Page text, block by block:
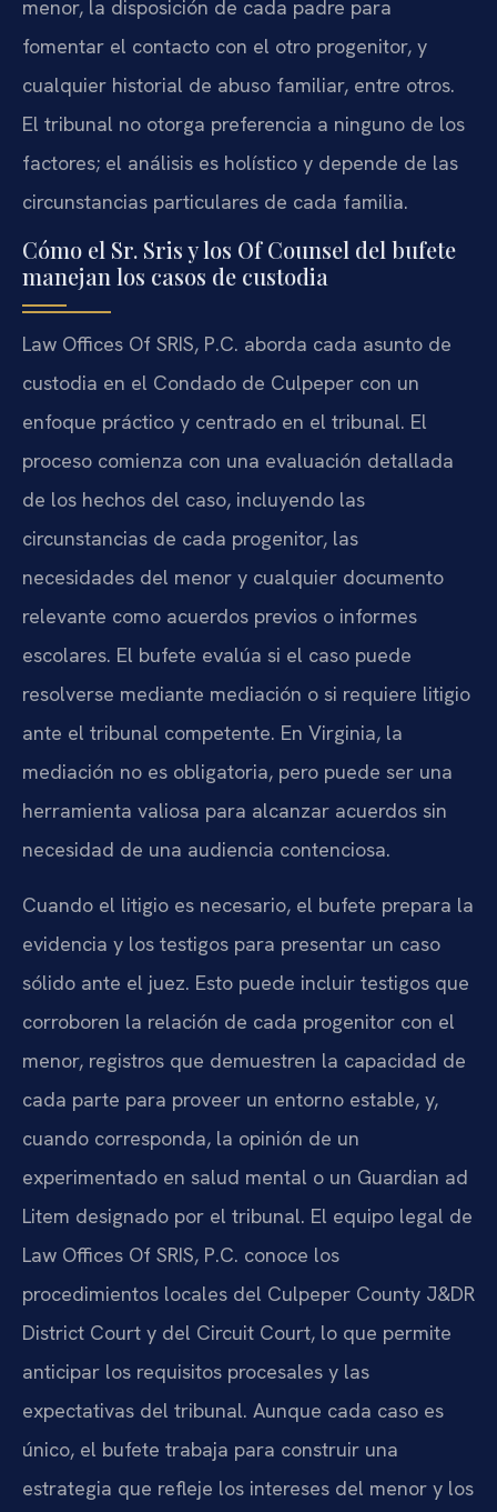
menor, la disposición de cada padre para
fomentar el contacto con el otro progenitor, y
cualquier historial de abuso familiar, entre otros.
El tribunal no otorga preferencia a ninguno de los
factores; el análisis es holístico y depende de las
circunstancias particulares de cada familia.
Cómo el Sr. Sris y los Of Counsel del bufete
manejan los casos de custodia
Law Offices Of SRIS, P.C. aborda cada asunto de
custodia en el Condado de Culpeper con un
enfoque práctico y centrado en el tribunal. El
proceso comienza con una evaluación detallada
de los hechos del caso, incluyendo las
circunstancias de cada progenitor, las
necesidades del menor y cualquier documento
relevante como acuerdos previos o informes
escolares. El bufete evalúa si el caso puede
resolverse mediante mediación o si requiere litigio
ante el tribunal competente. En Virginia, la
mediación no es obligatoria, pero puede ser una
herramienta valiosa para alcanzar acuerdos sin
necesidad de una audiencia contenciosa.
Cuando el litigio es necesario, el bufete prepara la
evidencia y los testigos para presentar un caso
sólido ante el juez. Esto puede incluir testigos que
corroboren la relación de cada progenitor con el
menor, registros que demuestren la capacidad de
cada parte para proveer un entorno estable, y,
cuando corresponda, la opinión de un
experimentado en salud mental o un Guardian ad
Litem designado por el tribunal. El equipo legal de
Law Offices Of SRIS, P.C. conoce los
procedimientos locales del Culpeper County J&DR
District Court y del Circuit Court, lo que permite
anticipar los requisitos procesales y las
expectativas del tribunal. Aunque cada caso es
único, el bufete trabaja para construir una
estrategia que refleje los intereses del menor y los